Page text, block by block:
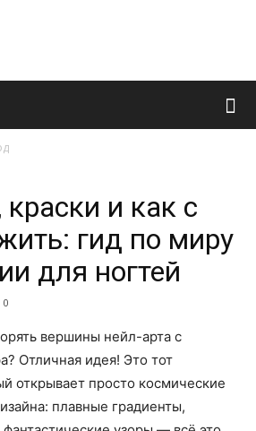
Французский
и
о
краски и как с
гид по миру
для ногтей
0
вершины нейл-арта с
Отличная идея! Это тот
открывает просто космические
плавные градиенты,